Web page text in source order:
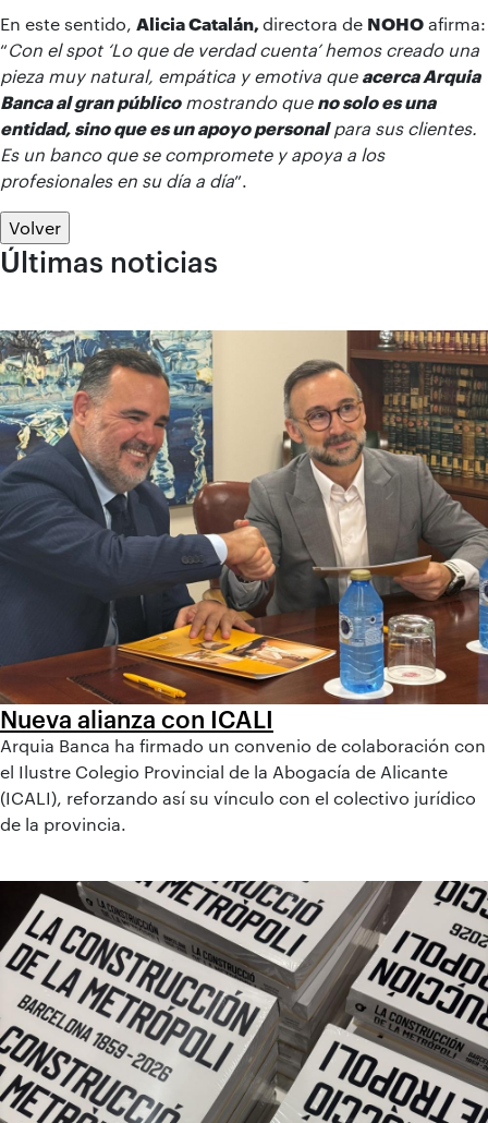
En este sentido, Alicia Catalán, directora de NOHO afirma:
“Con el spot ‘Lo que de verdad cuenta’ hemos creado una
pieza muy natural, empática y emotiva que acerca Arquia
Banca al gran públicomostrando que no solo es una
entidad, sino que es un apoyo personalpara sus clientes.
Es un bancoque se compromete y apoya a los
profesionales en su día a día”.
Volver
Últimas noticias
Nueva alianza con ICALI
Arquia Banca ha firmado un convenio de colaboración con
el Ilustre Colegio Provincial de la Abogacía de Alicante
(ICALI), reforzando así su vínculo con el colectivo jurídico
de la provincia.